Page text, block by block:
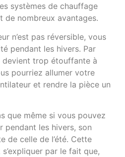
systèmes de chauffage
de nombreux avantages.
n’est pas réversible, vous
pendant les hivers. Par
trop étouffante à
pourriez allumer votre
et rendre la pièce un
que même si vous pouvez
pendant les hivers, son
de celle de l’été. Cette
par le fait que,